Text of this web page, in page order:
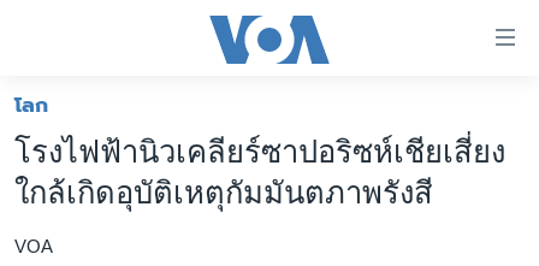
ต่อ
ข้าม
เนื้อหา
ข้าม
หน้าหลัก
โลก
เอเชีย
สหรัฐฯ
โลก
โรงไฟฟ้านิวเคลียร์ซาปอริซห์เชียเสี่ยง
ใกล้เกิดอุบัติเหตุกัมมันตภาพรังสี
VOA